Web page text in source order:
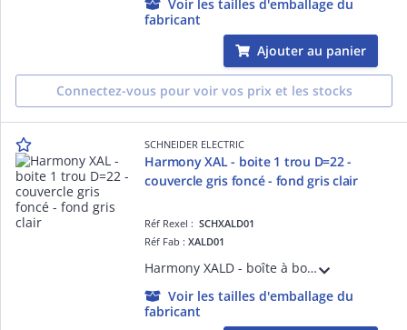
Voir les tailles d'emballage du
fabricant
Ajouter au panier
Connectez-vous pour voir vos prix et les stocks
SCHNEIDER ELECTRIC
Harmony XAL - boite 1 trou D=22 -
couvercle gris foncé - fond gris clair
Réf Rexel :SCHXALD01
Réf Fab :XALD01
Harmony XALD - boîte à boutons vide pour XB5 D= 22 mm - 1 trou - Boîtier gris clair RAL 7035 - Couvercle gris foncé RAL 7016 - IP66676969K IK03 - NEMA 134X - normes CSA C22.2 EN/IEC 60947 JIS C 4520 UL 508
Voir les tailles d'emballage du
fabricant